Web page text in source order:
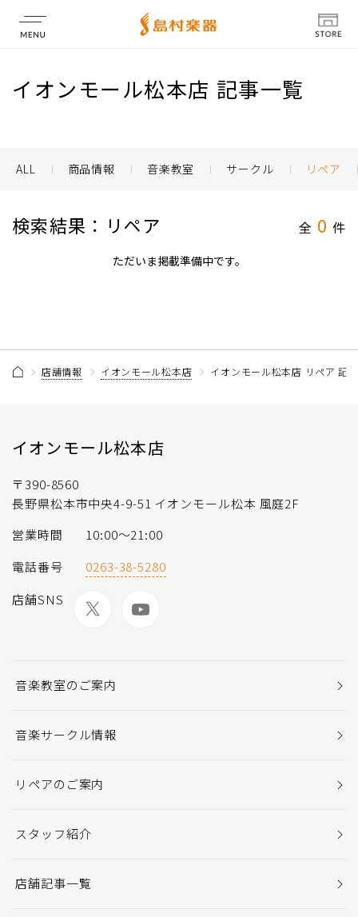
店舗情報
イオンモール松本店 記事一覧
ALL 商品情報 音楽教室 サークル リペア
検索結果：リペア 全 0 件
ただいま掲載準備中です。
店舗情報 イオンモール松本店 イオンモール松本店 リペア 記
イオンモール松本店
〒390-8560
長野県松本市中央4-9-51 イオンモール松本 風庭2F
営業時間
10:00～21:00
電話番号
0263-38-5280
店舗SNS
音楽教室のご案内
音楽サークル情報
リペアのご案内
スタッフ紹介
店舗記事一覧